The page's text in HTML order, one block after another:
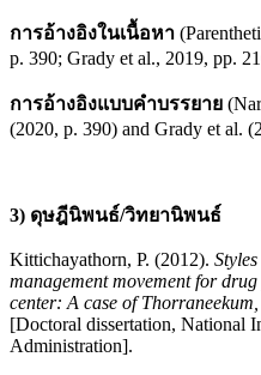
การอ้างอิงในเนื้อหา
p. 390; Grady et al., 2019, pp.
การอ้างอิงแบบคำบรรยาย
(2020, p. 390) and Grady et al.
3) ดุษฎีนิพนธ์/วิทยานิพนธ์
Kittichayathorn, P. (2012).
management movement for
center: A case of
[Doctoral dissertation, National
Administration].